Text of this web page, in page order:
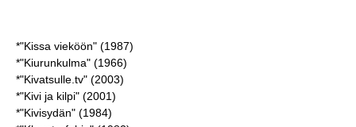
*"Kissa vieköön" (1987)
*"Kiurunkulma" (1966)
*"Kivatsulle.tv" (2003)
*"Kivi ja kilpi" (2001)
*"Kivisydän" (1984)